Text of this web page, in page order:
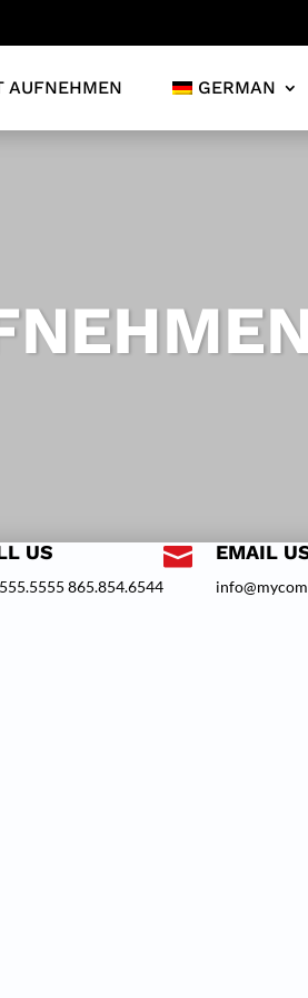
AUFNEHMEN GERMAN
US
865.854.6544
 EMAIL